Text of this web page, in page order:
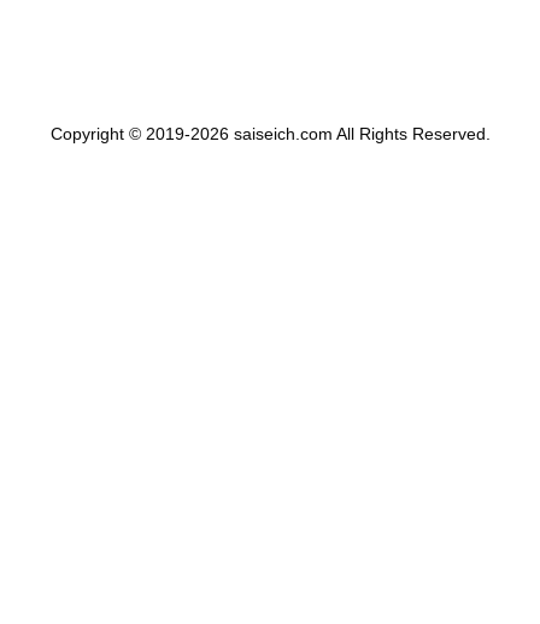
Copyright © 2019-2026 saiseich.com All Rights Reserved.